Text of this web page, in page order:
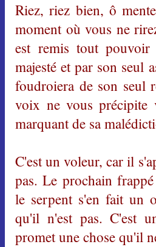
Riez, riez bien, ô
moment où vous ne
est remis tout pouvoir
majesté et par son seul
foudroiera de son seul
voix ne vous précipite
marquant de sa
C'est un voleur, car il
pas. Le prochain
le serpent s'en fait un
qu'il n'est pas. C'est
promet une chose qu'il